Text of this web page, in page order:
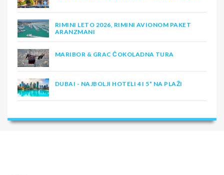
RIMINI LETO 2026, RIMINI AVIONOM PAKET
ARANZMANI
MARIBOR & GRAC ČOKOLADNA TURA
DUBAI - NAJBOLJI HOTELI 4 I 5* NA PLAŽI